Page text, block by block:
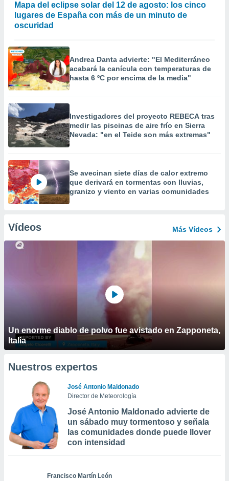
Mapa del eclipse solar del 12 de agosto: los cinco
lugares de España con más de un minuto de
oscuridad
Andrea Danta advierte: "El Mediterráneo
acabará la canícula con temperaturas de
hasta 6 ºC por encima de la media"
Investigadores del proyecto REBECA tras
medir las piscinas de aire frío en Sierra
Nevada: "en el Teide son más extremas"
Se avecinan siete días de calor extremo
que derivará en tormentas con lluvias,
granizo y viento en varias comunidades
Vídeos Más Vídeos
Un enorme diablo de polvo fue avistado en Zapponeta,
Italia
Nuestros expertos
José Antonio Maldonado
Director de Meteorología
José Antonio Maldonado advierte de
un sábado muy tormentoso y señala
las comunidades donde puede llover
con intensidad
Francisco Martín León